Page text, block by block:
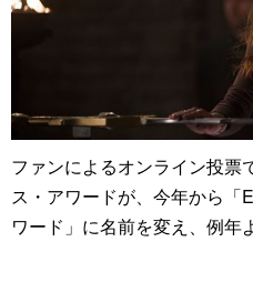
ファンによるオンライン投票
ス・アワードが、今年から「
ワード」に名前を変え、例年